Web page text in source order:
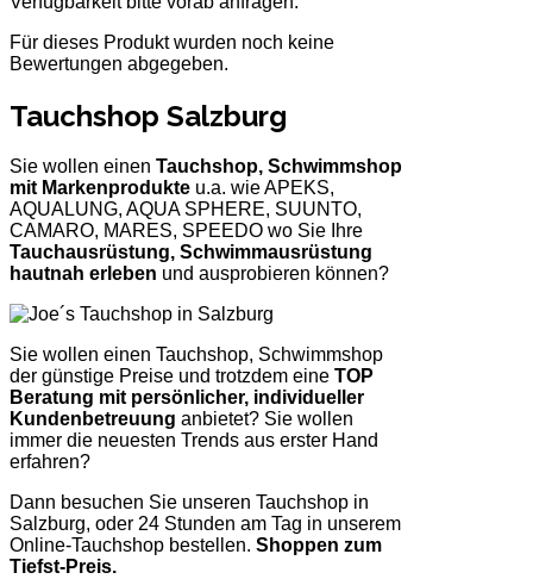
Für dieses Produkt wurden noch keine
Bewertungen abgegeben.
Tauchshop Salzburg
Sie wollen einen Tauchshop, Schwimmshop
mit Markenprodukte u.a. wie APEKS,
AQUALUNG, AQUA SPHERE, SUUNTO,
CAMARO, MARES, SPEEDO wo Sie Ihre
Tauchausrüstung, Schwimmausrüstung
hautnah erleben und ausprobieren können?
Sie wollen einen Tauchshop, Schwimmshop
der günstige Preise und trotzdem eine TOP
Beratung mit persönlicher, individueller
Kundenbetreuung anbietet? Sie wollen
immer die neuesten Trends aus erster Hand
erfahren?
Dann besuchen Sie unseren Tauchshop in
Salzburg, oder 24 Stunden am Tag in unserem
Online-Tauchshop bestellen. Shoppen zum
Tiefst-Preis.